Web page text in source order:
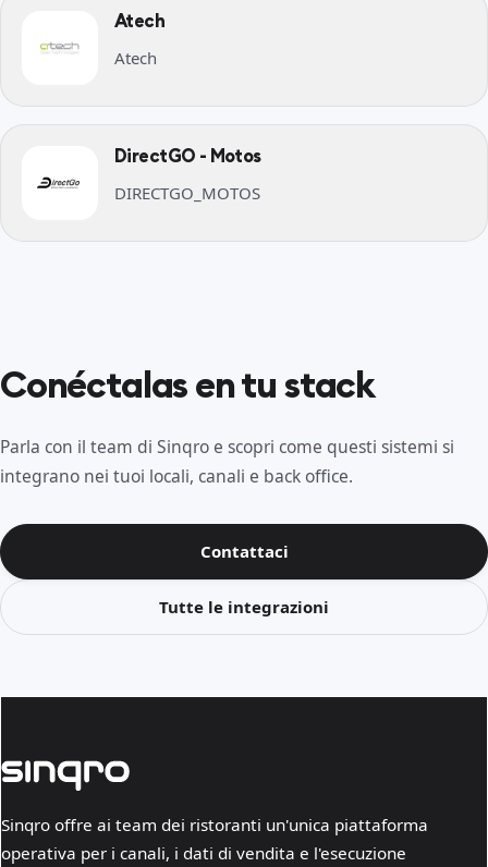
Atech
Atech
DirectGO - Motos
DIRECTGO_MOTOS
Conéctalas en tu stack
Parla con il team di Sinqro e scopri come questi sistemi si
integrano nei tuoi locali, canali e back office.
Contattaci
Tutte le integrazioni
Sinqro offre ai team dei ristoranti un'unica piattaforma
operativa per i canali, i dati di vendita e l'esecuzione